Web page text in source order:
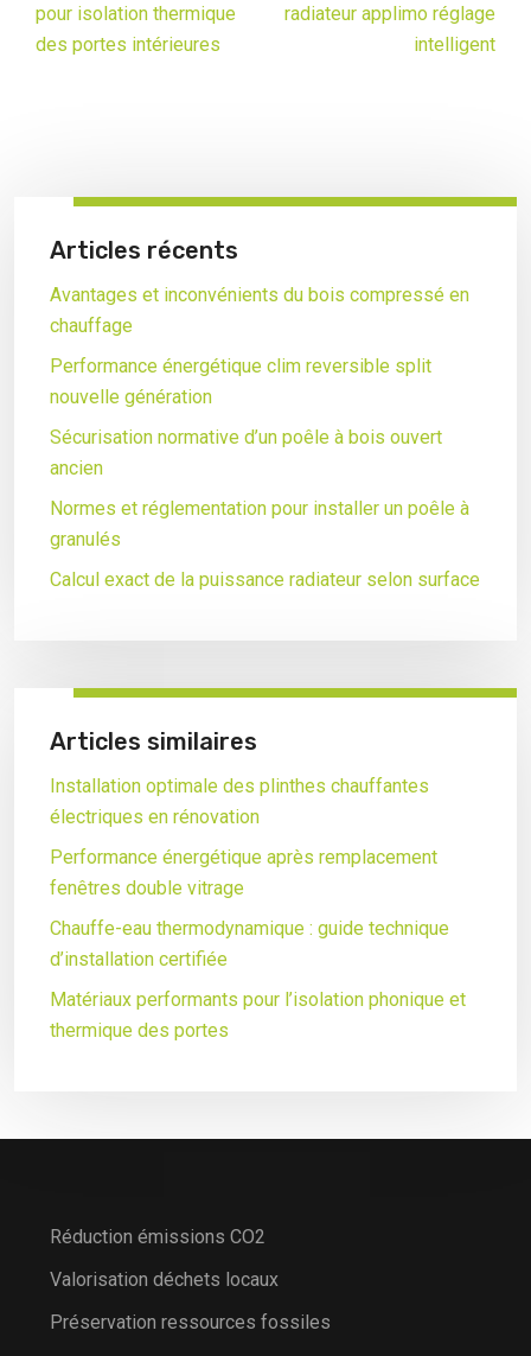
pour isolation thermique
des portes intérieures
radiateur applimo réglage
intelligent
Articles récents
Avantages et inconvénients du bois compressé en
chauffage
Performance énergétique clim reversible split
nouvelle génération
Sécurisation normative d’un poêle à bois ouvert
ancien
Normes et réglementation pour installer un poêle à
granulés
Calcul exact de la puissance radiateur selon surface
Articles similaires
Installation optimale des plinthes chauffantes
électriques en rénovation
Performance énergétique après remplacement
fenêtres double vitrage
Chauffe-eau thermodynamique : guide technique
d’installation certifiée
Matériaux performants pour l’isolation phonique et
thermique des portes
Réduction émissions CO2
Valorisation déchets locaux
Préservation ressources fossiles